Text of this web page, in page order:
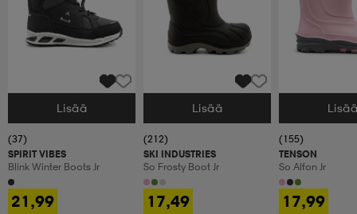
Valitse Koko
Lisää
(37)
SPIRIT VIBES
Blink Winter Boots Jr
21,99
Valitse Koko
Lisää
(212)
SKI INDUSTRIES
So Frosty Boot Jr
17,49
Valitse Koko
(155)
TENSON
So Alfon Jr
17,99